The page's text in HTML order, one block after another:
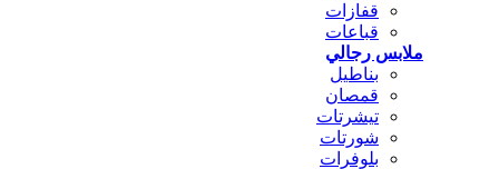
قفازات
قباعات
ملابس رجالي
بناطيل
قمصان
تيشرتات
شورتات
بلوفرات